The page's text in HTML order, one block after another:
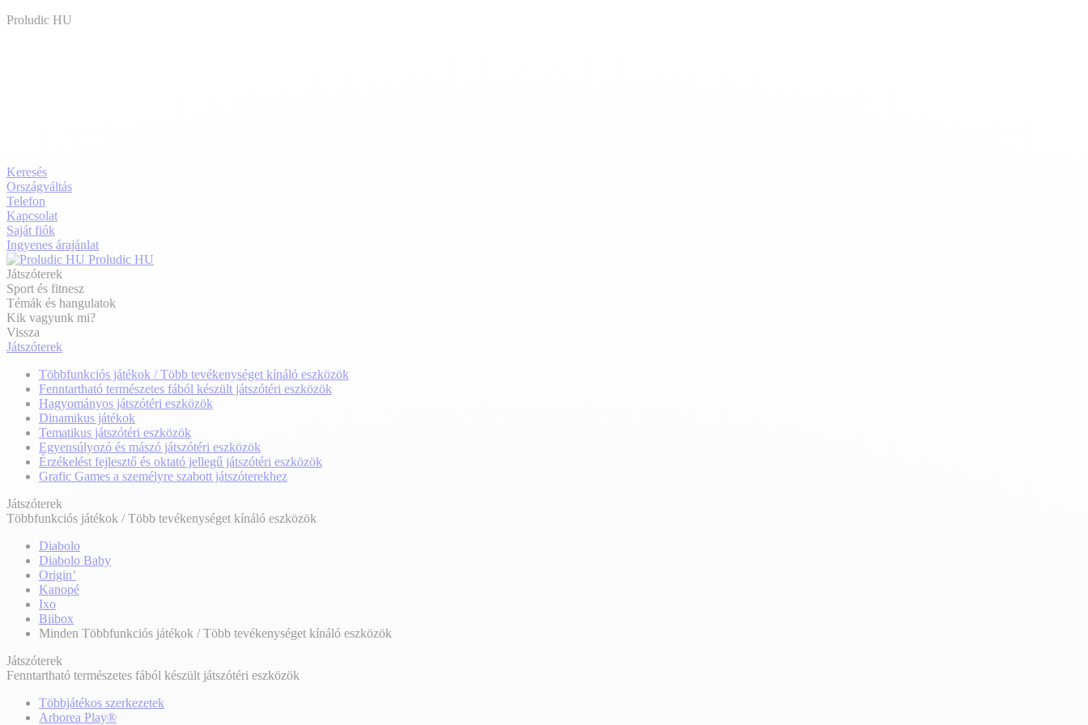
Proludic HU
Keresés
Országváltás
Telefon
Kapcsolat
Saját fiók
Ingyenes árajánlat
Proludic HU
Játszóterek
Sport és fitnesz
Témák és hangulatok
Kik vagyunk mi?
Vissza
Játszóterek
Többfunkciós játékok / Több tevékenységet kínáló eszközök
Fenntartható természetes fából készült játszótéri eszközök
Hagyományos játszótéri eszközök
Dinamikus játékok
Tematikus játszótéri eszközök
Egyensúlyozó és mászó játszótéri eszközök
Érzékelést fejlesztő és oktató jellegű játszótéri eszközök
Grafic Games a személyre szabott játszóterekhez
Játszóterek
Többfunkciós játékok / Több tevékenységet kínáló eszközök
Diabolo
Diabolo Baby
Origin’
Kanopé
Ixo
Biibox
Minden Többfunkciós játékok / Több tevékenységet kínáló eszközök
Játszóterek
Fenntartható természetes fából készült játszótéri eszközök
Többjátékos szerkezetek
Arborea Play®